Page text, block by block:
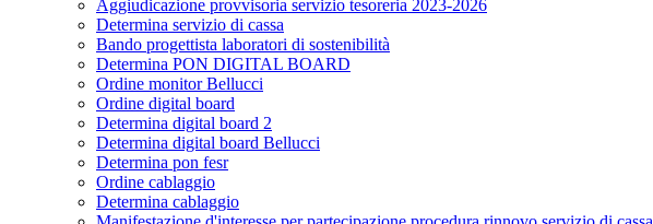
Aggiudicazione provvisoria servizio tesoreria 2023-2026
Determina servizio di cassa
Bando progettista laboratori di sostenibilità
Determina PON DIGITAL BOARD
Ordine monitor Bellucci
Ordine digital board
Determina digital board 2
Determina digital board Bellucci
Determina pon fesr
Ordine cablaggio
Determina cablaggio